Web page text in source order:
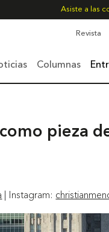
Asiste a las
Revista
Columnas
pieza
| Instagram: